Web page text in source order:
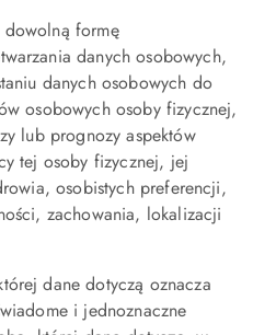
formę
danych osobowych,
danych osobowych do
osobowych osoby fizycznej,
lub prognozy aspektów
tej osoby fizycznej, jej
osobistych preferencji,
zachowania, lokalizacji
dane dotyczą oznacza
i jednoznaczne